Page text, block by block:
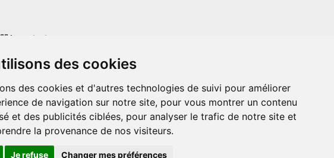
des cookies
des cookies et d'autres technologies de suivi pour améliorer
de navigation sur notre site, pour vous montrer un contenu
et des publicités ciblées, pour analyser le trafic de notre site et
la provenance de nos visiteurs.
Je refuse Changer mes préférences
☝🏼 Important
lié de quelque manière que ce soit avec The Walt Disney
Company, Pixar, Disney Enterprises, Inc ou leurs dérivés ou
associés. Toute demande adressée aux studios Disney ou
Pixar sera ignorée. Merci de votre compréhension.